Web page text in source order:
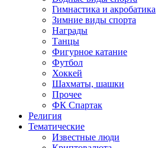
Гимнастика и акробатика
Зимние виды спорта
Награды
Танцы
Фигурное катание
Футбол
Хоккей
Шахматы, шашки
Прочее
ФК Спартак
Религия
Тематические
Известные люди